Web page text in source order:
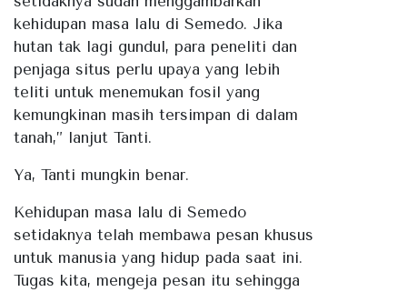
kehidupan masa lalu di Semedo. Jika
hutan tak lagi gundul, para peneliti dan
penjaga situs perlu upaya yang lebih
teliti untuk menemukan fosil yang
kemungkinan masih tersimpan di dalam
tanah,” lanjut Tanti.
Ya, Tanti mungkin benar.
Kehidupan masa lalu di Semedo
setidaknya telah membawa pesan khusus
untuk manusia yang hidup pada saat ini.
Tugas kita, mengeja pesan itu sehingga